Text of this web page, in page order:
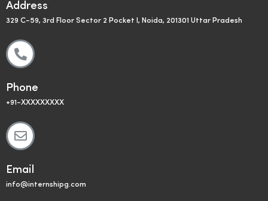
Address
329 C-59, 3rd Floor Sector 2 Pocket I, Noida, 201301 Uttar Pradesh
Phone
+91-XXXXXXXXX
Email
info@internshipg.com